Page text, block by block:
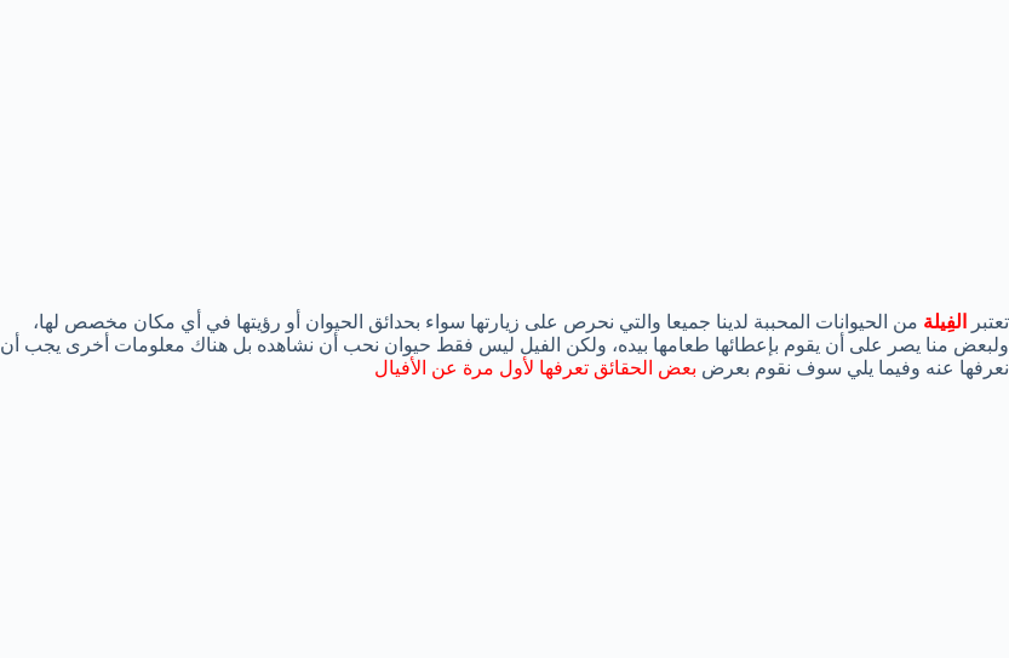
تعتبر الفِيلة من الحيوانات المحببة لدينا جميعا والتي نحرص على زيارتها سواء بحدائق الحيوان أو رؤيتها في أي مكان مخصص لها،
ولبعض منا يصر على أن يقوم بإعطائها طعامها بيده، ولكن الفيل ليس فقط حيوان نحب أن نشاهده بل هناك معلومات أخرى يجب أن
نعرفها عنه وفيما يلي سوف نقوم بعرض بعض الحقائق تعرفها لأول مرة عن الأفيال